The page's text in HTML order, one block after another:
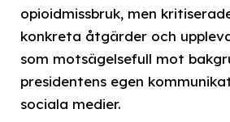
opioidmissbruk, men
konkreta åtgärder och
som motsägelsefull mot
presidentens egen
sociala medier.